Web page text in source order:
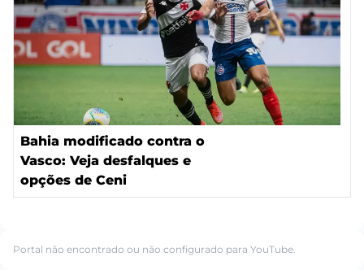
Bahia modificado contra o
Vasco: Veja desfalques e
opções de Ceni
Portal não encontrado ou não configurado para YouTube.